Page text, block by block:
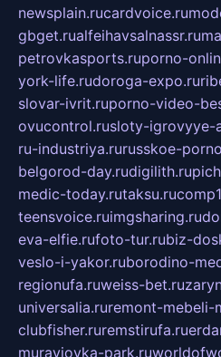
newsplain.rucardvoice.ru
gbget.rualfeihavsalnassr.ru
petrovkasports.ruporno-
york-life.rudoroga-expo.ru
slovar-ivrit.ruporno-video-
ovucontrol.rusloty-igrovyye-
ru-industriya.rurusskoe-
belgorod-day.rudigilith.ru
medic-today.rutaksu.ru
teensvoice.ruimgsharing.ru
eva-elfie.rufoto-tur.rubiz-
veslo-i-yakor.ruborodino-
regionufa.ruweiss-bet.ru
universalia.ruremont-mebeli-
clubfisher.ruremstirufa.ru
muraviovka-park.ru